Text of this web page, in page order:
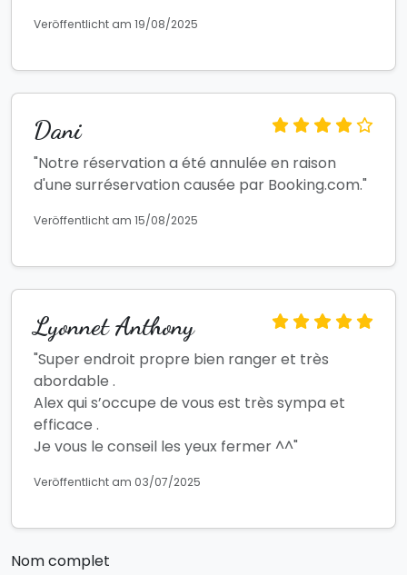
Veröffentlicht am 19/08/2025
Dani
"Notre réservation a été annulée en raison
d'une surréservation causée par Booking.com."
Veröffentlicht am 15/08/2025
Lyonnet Anthony
"Super endroit propre bien ranger et très
abordable .
Alex qui s’occupe de vous est très sympa et
efficace .
Je vous le conseil les yeux fermer ^^"
Veröffentlicht am 03/07/2025
Nom complet